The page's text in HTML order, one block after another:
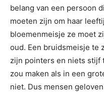
belang van een persoon
moeten zijn om haar
bloemenmeisje ze moet
oud. Een bruidsmeisje te
zijn pointers en niets stijf
zou maken als in een
niet. Dus mensen